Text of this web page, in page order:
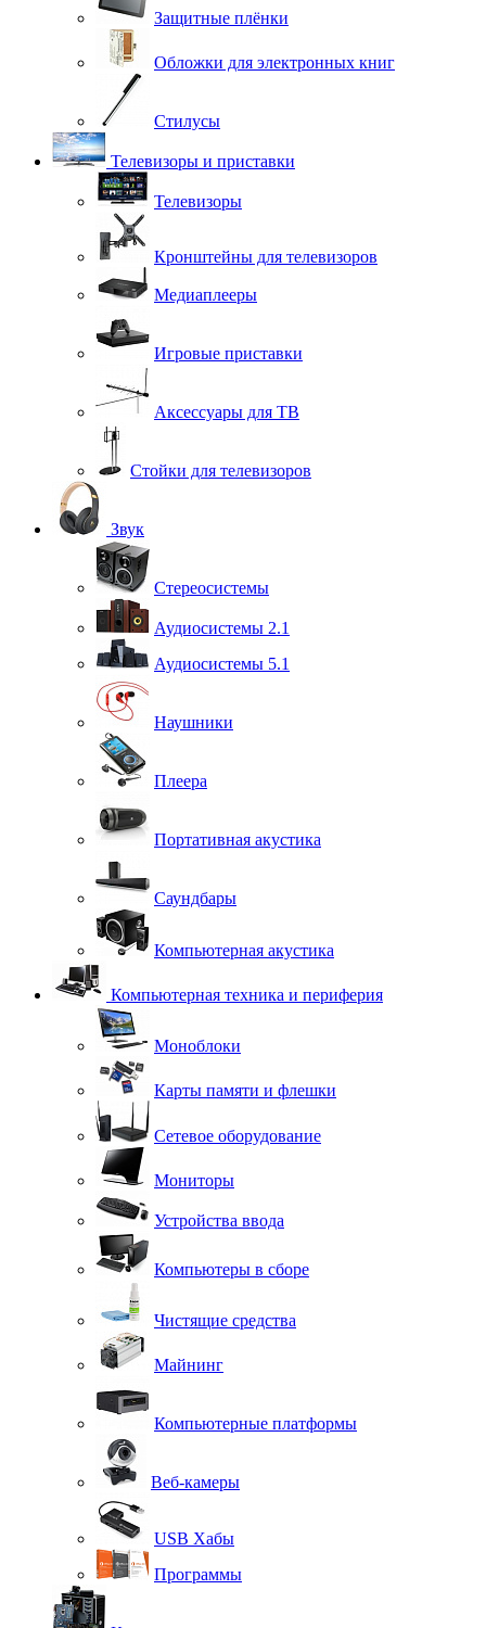
Защитные плёнки
Обложки для электронных книг
Стилусы
Телевизоры и приставки
Телевизоры
Кронштейны для телевизоров
Медиаплееры
Игровые приставки
Аксессуары для ТВ
Стойки для телевизоров
Звук
Стереосистемы
Аудиосистемы 2.1
Аудиосистемы 5.1
Наушники
Плеера
Портативная акустика
Саундбары
Компьютерная акустика
Компьютерная техника и периферия
Моноблоки
Карты памяти и флешки
Сетевое оборудование
Мониторы
Устройства ввода
Компьютеры в сборе
Чистящие средства
Майнинг
Компьютерные платформы
Веб-камеры
USB Хабы
Программы